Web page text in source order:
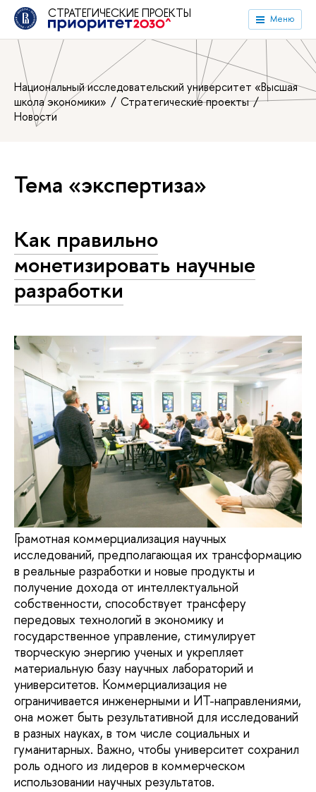
СТРАТЕГИЧЕСКИЕ ПРОЕКТЫ Меню
Национальный исследовательский университет «Высшая
школа экономики»
Стратегические проекты
Новости
Тема «экспертиза»
Как правильно
монетизировать научные
разработки
Грамотная коммерциализация научных
исследований, предполагающая их трансформацию
в реальные разработки и новые продукты и
получение дохода от интеллектуальной
собственности, способствует трансферу
передовых технологий в экономику и
государственное управление, стимулирует
творческую энергию ученых и укрепляет
материальную базу научных лабораторий и
университетов. Коммерциализация не
ограничивается инженерными и ИТ-направлениями,
она может быть результативной для исследований
в разных науках, в том числе социальных и
гуманитарных. Важно, чтобы университет сохранил
роль одного из лидеров в коммерческом
использовании научных результатов.